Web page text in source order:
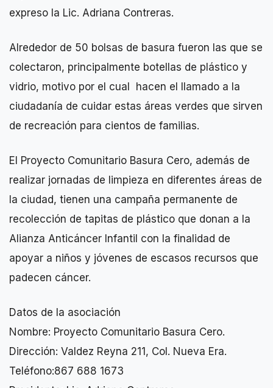
expreso la Lic. Adriana Contreras.
Alrededor de 50 bolsas de basura fueron las que se
colectaron, principalmente botellas de plástico y
vidrio, motivo por el cual hacen el llamado a la
ciudadanía de cuidar estas áreas verdes que sirven
de recreación para cientos de familias.
El Proyecto Comunitario Basura Cero, además de
realizar jornadas de limpieza en diferentes áreas de
la ciudad, tienen una campaña permanente de
recolección de tapitas de plástico que donan a la
Alianza Anticáncer Infantil con la finalidad de
apoyar a niños y jóvenes de escasos recursos que
padecen cáncer.
Datos de la asociación
Nombre: Proyecto Comunitario Basura Cero.
Dirección: Valdez Reyna 211, Col. Nueva Era.
Teléfono:867 688 1673